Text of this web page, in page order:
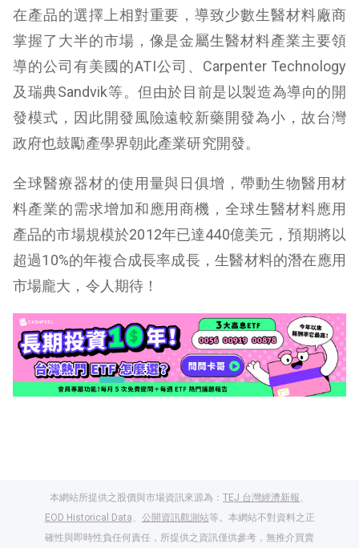
在產品的選擇上相對重要，導致少數生醫材料廠商
掌握了大半的市場，像是金屬生醫材料產業主要領
導的公司有美國的ATI公司、Carpenter Technology
及瑞典Sandvik等。但由於目前是以製造為導向的開
發模式，因此開發風險遠較新藥開發為小，故台灣
政府也鼓勵產學界朝此產業研究開發。
全球醫療器材的使用量與日俱增，帶動生物醫用材
料產業的需求增加和應用商機，全球生醫材料應用
產品的市場規模於2012年已達440億美元，預期將以
超過10%的年複合成長率成長，生醫材料的潛在應用
市場龐大，令人期待！
本網站所提供之股價與市場資訊來源為： TEJ 台灣經濟新報、
EOD Historical Data、 公開資訊觀測站等。本網站不對資料之正
確性與即時性負任何責任，所提供之資訊僅供參考，無推介買賣